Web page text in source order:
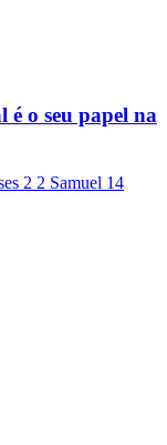
é o seu papel na
2 2 Samuel 14